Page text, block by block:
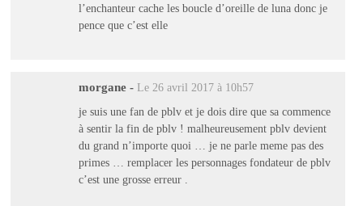
l’enchanteur cache les boucle d’oreille de luna donc je
pence que c’est elle
morgane - Le 26 avril 2017 à 10h57
je suis une fan de pblv et je dois dire que sa commence
à sentir la fin de pblv ! malheureusement pblv devient
du grand n’importe quoi … je ne parle meme pas des
primes … remplacer les personnages fondateur de pblv
c’est une grosse erreur .